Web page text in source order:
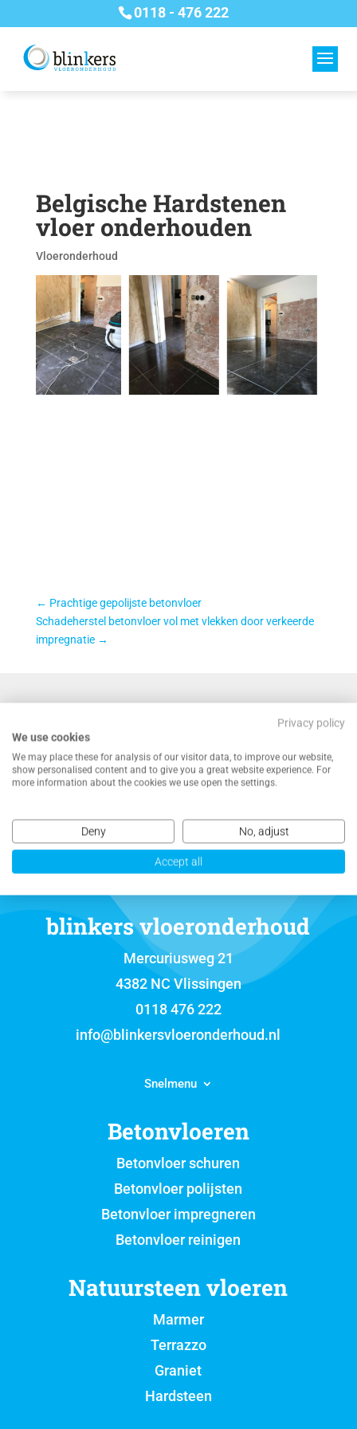
0118 - 476 222
Belgische Hardstenen
vloer onderhouden
Vloeronderhoud
← Prachtige gepolijste betonvloer
Schadeherstel betonvloer vol met vlekken door verkeerde
impregnatie →
VRIJBLIJVENDE OFFERTE
blinkers vloeronderhoud
Mercuriusweg 21
4382 NC Vlissingen
0118 476 222
info@blinkersvloeronderhoud.nl
Snelmenu
Betonvloeren
Betonvloer schuren
Betonvloer polijsten
Betonvloer impregneren
Betonvloer reinigen
Natuursteen vloeren
Marmer
Terrazzo
Graniet
Hardsteen
Privacy policy
We use cookies
We may place these for analysis of our visitor data, to improve our website,
show personalised content and to give you a great website experience. For
more information about the cookies we use open the settings.
Deny No, adjust
Accept all